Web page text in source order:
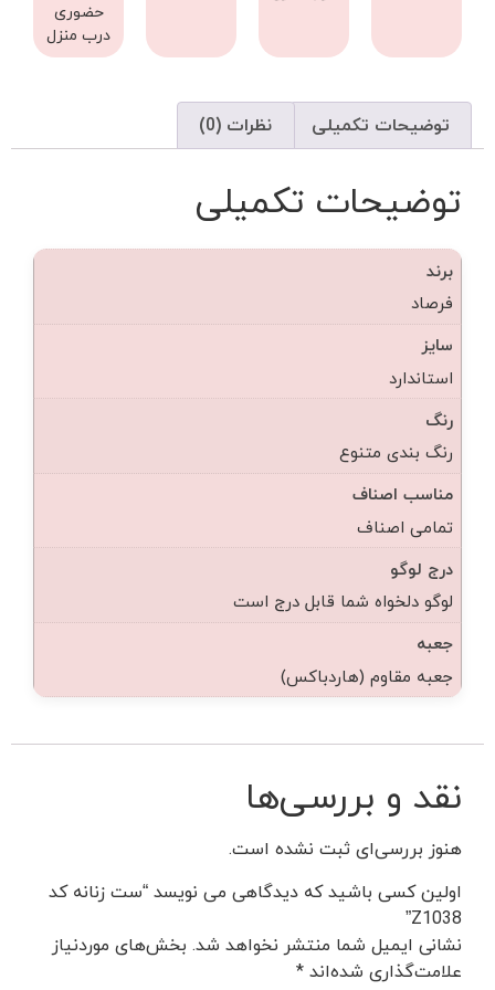
حضوری
درب منزل
توضیحات تکمیلی نظرات (0)
توضیحات تکمیلی
برند
فرصاد
سایز
استاندارد
رنگ
رنگ بندی متنوع
مناسب اصناف
تمامی اصناف
درج لوگو
لوگو دلخواه شما قابل درج است
جعبه
جعبه مقاوم (هاردباکس)
نقد و بررسی‌ها
هنوز بررسی‌ای ثبت نشده است.
اولین کسی باشید که دیدگاهی می نویسد “ست زنانه کد
Z1038”
نشانی ایمیل شما منتشر نخواهد شد. بخش‌های موردنیاز
علامت‌گذاری شده‌اند*